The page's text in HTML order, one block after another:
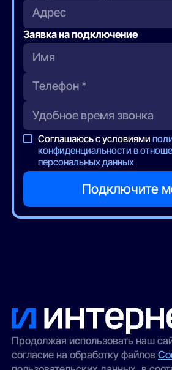
Адрес
Заявка на подключение
Соглашаюсь с условиями
конфиденциальности в
персональных данных
Продолжая использовать наш
согласие на обработку файлов